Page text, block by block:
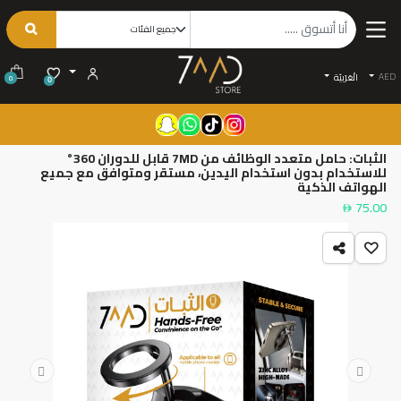
AED الْعَرَبيّة 0
0
الثبات: حامل متعدد الوظائف من 7MD قابل للدوران 360°
للاستخدام بدون استخدام اليدين، مستقر ومتوافق مع جميع
الهواتف الذكية
75.00